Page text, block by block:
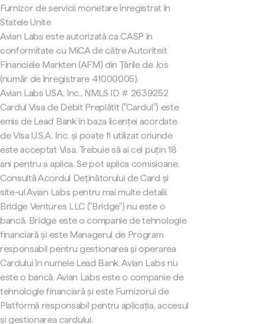
Furnizor de servicii monetare înregistrat în
Statele Unite
Avian Labs este autorizată ca CASP în
conformitate cu MiCA de către Autoriteit
Financiële Markten (AFM) din Țările de Jos
(număr de înregistrare 41000005).
Avian Labs USA, Inc., NMLS ID # 2639252
Cardul Visa de Debit Preplătit ("Cardul") este
emis de Lead Bank în baza licenței acordate
de Visa U.S.A. Inc. și poate fi utilizat oriunde
este acceptat Visa. Trebuie să ai cel puțin 18
ani pentru a aplica. Se pot aplica comisioane.
Consultă Acordul Deținătorului de Card și
site-ul Avian Labs pentru mai multe detalii.
Bridge Ventures LLC ("Bridge") nu este o
bancă. Bridge este o companie de tehnologie
financiară și este Managerul de Program
responsabil pentru gestionarea și operarea
Cardului în numele Lead Bank. Avian Labs nu
este o bancă. Avian Labs este o companie de
tehnologie financiară și este Furnizorul de
Platformă responsabil pentru aplicația, accesul
și gestionarea cardului.